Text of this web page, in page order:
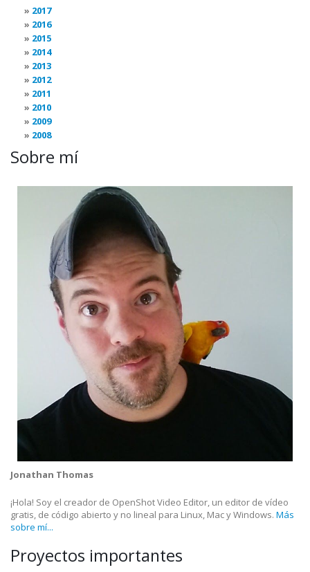
2017
2016
2015
2014
2013
2012
2011
2010
2009
2008
Sobre mí
Jonathan Thomas
¡Hola! Soy el creador de OpenShot Video Editor, un editor de vídeo
gratis, de código abierto y no lineal para Linux, Mac y Windows. Más
sobre mí...
Proyectos importantes